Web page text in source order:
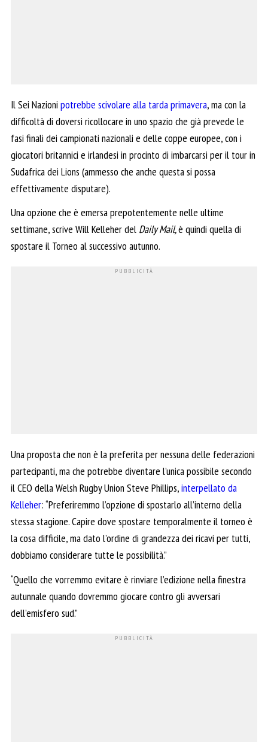
Il Sei Nazioni potrebbe scivolare alla tarda primavera, ma con la
difficoltà di doversi ricollocare in uno spazio che già prevede le
fasi finali dei campionati nazionali e delle coppe europee, con i
giocatori britannici e irlandesi in procinto di imbarcarsi per il tour in
Sudafrica dei Lions (ammesso che anche questa si possa
effettivamente disputare).
Una opzione che è emersa prepotentemente nelle ultime
settimane, scrive Will Kelleher del Daily Mail,è quindi quella di
spostare il Torneo al successivo autunno.
Una proposta che non è la preferita per nessuna delle federazioni
partecipanti, ma che potrebbe diventare l’unica possibile secondo
il CEO della Welsh Rugby Union Steve Phillips,interpellato da
Kelleher: “Preferiremmo l’opzione di spostarlo all’interno della
stessa stagione. Capire dove spostare temporalmente il torneo è
la cosa difficile, ma dato l’ordine di grandezza dei ricavi per tutti,
dobbiamo considerare tutte le possibilità.”
“Quello che vorremmo evitare è rinviare l’edizione nella finestra
autunnale quando dovremmo giocare contro gli avversari
dell’emisfero sud.”